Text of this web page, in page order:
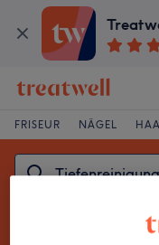
FRISEUR NÄGEL